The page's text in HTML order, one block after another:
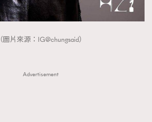
（圖片來源：IG@chungsaid）
Advertisement